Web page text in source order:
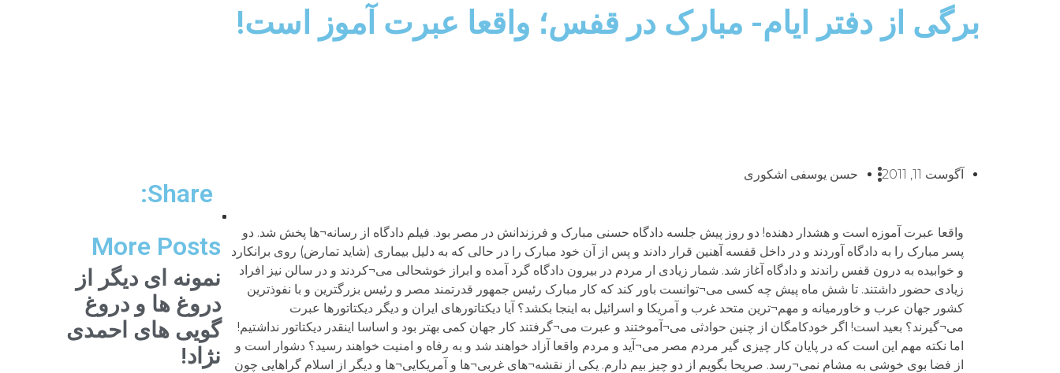
برگی از دفتر ایام- مبارک در قفس؛ واقعا عبرت آموز است!
آگوست 11, 2011 حسن یوسفی اشکوری
واقعا عبرت آموزه است و هشدار دهنده! دو روز پیش جلسه دادگاه حسنی مبارک و فرزندانش در مصر بود. فیلم دادگاه از رسانه¬ها پخش شد. دو
پسر مبارک را به دادگاه آوردند و در داخل قفسه آهنین قرار دادند و پس از آن خود مبارک را در حالی که به دلیل بیماری (شاید تمارض) روی برانکارد
و خوابیده به درون قفس راندند و دادگاه آغاز شد. شمار زیادی ار مردم در بیرون دادگاه گرد آمده و ابراز خوشحالی می¬کردند و در سالن نیز افراد
زیادی حضور داشتند. تا شش ماه پیش چه کسی می¬توانست باور کند که کار مبارک رئیس جمهور قدرتمند مصر و رئیس بزرگترین و با نفوذترین
کشور جهان عرب و خاورمیانه و مهم¬ترین متحد غرب و آمریکا و اسرائیل به اینجا بکشد؟ آیا دیکتاتورهای ایران و دیگر دیکتاتورها عبرت
می¬گیرند؟ بعید است! اگر خودکامگان از چنین حوادثی می¬آموختند و عبرت می¬گرفتند کار جهان کمی بهتر بود و اساسا اینقدر دیکتاتور نداشتیم!
اما نکته مهم این است که در پایان کار چیزی گیر مردم مصر می¬آید و مردم واقعا آزاد خواهند شد و به رفاه و امنیت خواهند رسید؟ دشوار است و
از فضا بوی خوشی به مشام نمی¬رسد. صریحا بگویم از دو چیز بیم دارم. یکی از نقشه¬های غربی¬ها و آمریکایی¬ها و دیگر از اسلام گراهایی چون
Share:
More Posts
نمونه ای دیگر از
دروغ ها و دروغ
گویی های احمدی
نژاد!